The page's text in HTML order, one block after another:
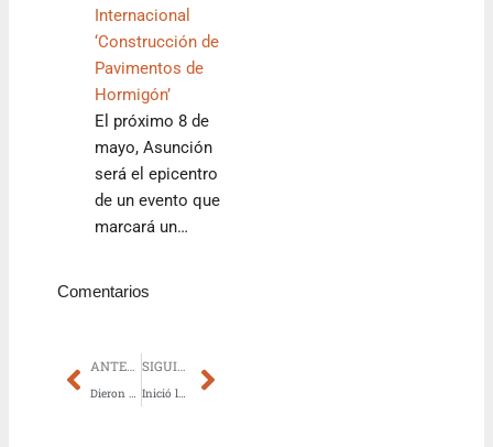
Internacional
‘Construcción de
Pavimentos de
Hormigón’
El próximo 8 de
mayo, Asunción
será el epicentro
de un evento que
marcará un…
Comentarios
PrevANTERIOR
Dieron palada inicial del Petra Imperiale: será uno de los edificios más altos de Sudamérica
SIGUIENTE
Inició la 10° edición de la campaña “Paraguayo como vos”
Next